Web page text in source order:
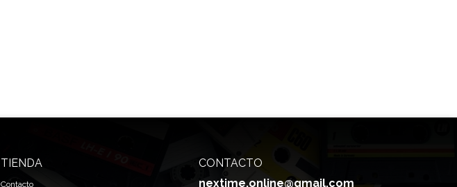
TIENDA
Contacto
CONTACTO
nextime.online@gmail.com